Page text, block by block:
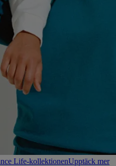
Life-kollektionenUpptäck mer